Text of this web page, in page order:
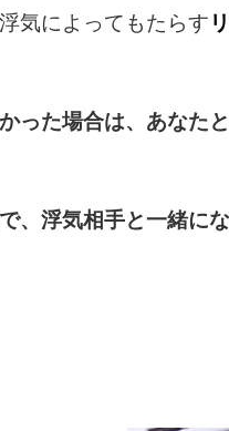
気によってもたらす
った場合は、あなた
、浮気相手と一緒に